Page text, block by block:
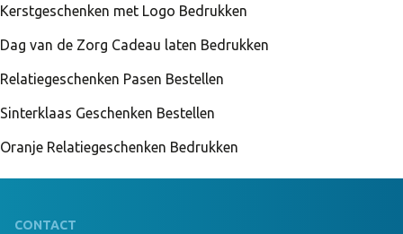
cm Zwart/Donkergrijs
999 Stuks Op Voorraad
Donkergrijs/zwart
Kerstgeschenken met Logo Bedrukken
Dag van de Zorg Cadeau laten Bedrukken
Relatiegeschenken Pasen Bestellen
Sinterklaas Geschenken Bestellen
Oranje Relatiegeschenken Bedrukken
CONTACT